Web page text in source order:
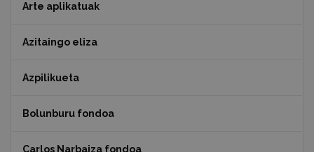
Arte aplikatuak
Azitaingo eliza
Azpilikueta
Bolunburu fondoa
Carlos Narbaiza fondoa